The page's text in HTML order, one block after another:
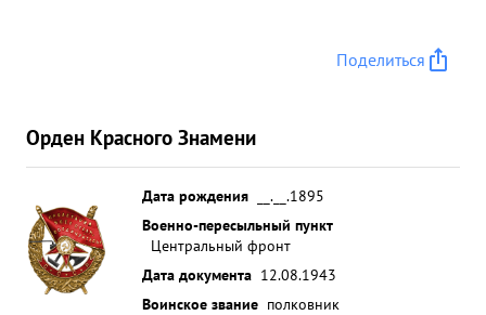
Поделиться
Орден Красного Знамени
Дата рождения
__.__.1895
Военно-пересыльный пункт
Центральный фронт
Дата документа 12.08.1943
Воинское звание полковник